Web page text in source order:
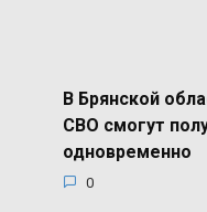
В Брянской
СВО смогут
одновременно
0